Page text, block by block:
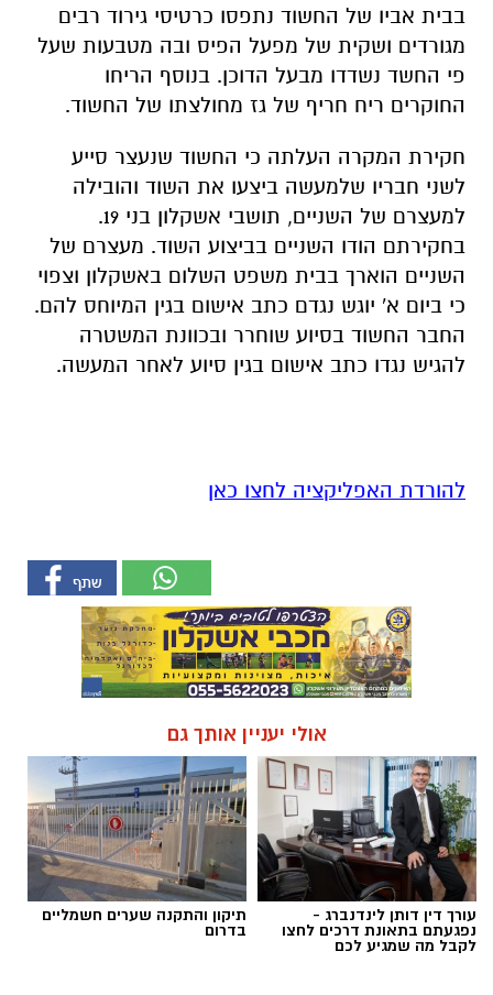
בבית אביו של החשוד נתפסו כרטיסי גירוד רבים
מגורדים ושקית של מפעל הפיס ובה מטבעות שעל
פי החשד נשדדו מבעל הדוכן. בנוסף הריחו
החוקרים ריח חריף של גז מחולצתו של החשוד.
חקירת המקרה העלתה כי החשוד שנעצר סייע
לשני חבריו שלמעשה ביצעו את השוד והובילה
למעצרם של השניים, תושבי אשקלון בני 19.
בחקירתם הודו השניים בביצוע השוד. מעצרם של
השניים הוארך בבית משפט השלום באשקלון וצפוי
כי ביום א' יוגש נגדם כתב אישום בגין המיוחס להם.
החבר החשוד בסיוע שוחרר ובכוונת המשטרה
להגיש נגדו כתב אישום בגין סיוע לאחר המעשה.
להורדת האפליקציה לחצו כאן
אולי יעניין אותך גם
עורך דין דותן לינדנברג -
נפגעתם בתאונת דרכים לחצו
לקבל מה שמגיע לכם
תיקון והתקנה שערים חשמליים
בדרום